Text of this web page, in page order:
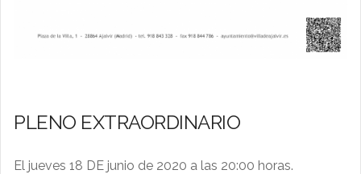
PLENO EXTRAORDINARIO
El jueves 18 DE junio de 2020 a las 20:00 horas.